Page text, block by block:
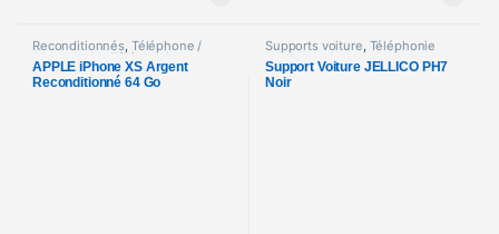
Reconditionnés, Téléphone /
Smartphone Téléphonie
APPLE iPhone XS Argent
Reconditionné 64 Go
Supports voiture, Téléphonie
Support Voiture JELLICO PH7
Noir